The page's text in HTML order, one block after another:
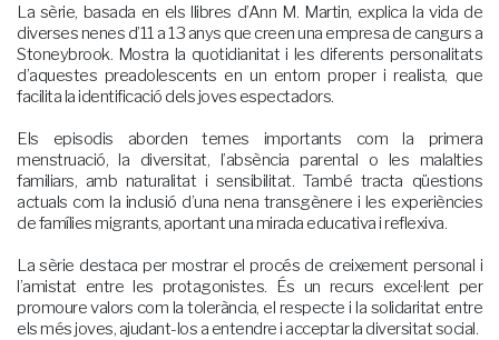
La sèrie, basada en els llibres d’Ann M. Martin, explica la vida de
diverses nenes d’11 a 13 anys que creen una empresa de cangurs a
Stoneybrook. Mostra la quotidianitat i les diferents personalitats
d’aquestes preadolescents en un entorn proper i realista, que
facilita la identificació dels joves espectadors.
Els episodis aborden temes importants com la primera
menstruació, la diversitat, l’absència parental o les malalties
familiars, amb naturalitat i sensibilitat. També tracta qüestions
actuals com la inclusió d’una nena transgènere i les experiències
de famílies migrants, aportant una mirada educativa i reflexiva.
La sèrie destaca per mostrar el procés de creixement personal i
l’amistat entre les protagonistes. És un recurs excel·lent per
promoure valors com la tolerància, el respecte i la solidaritat entre
els més joves, ajudant-los a entendre i acceptar la diversitat social.